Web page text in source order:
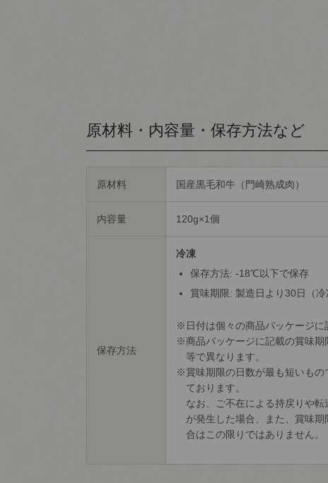
原材料・内容量・保存方法など
原材料 国産黒毛和牛（門崎熟成肉）
内容量 120g×1個
保存方法
冷凍
保存方法: -18℃以下で保存
賞味期限: 製造日より30日（冷
日付は個々の商品パッケージに
商品パッケージに記載の賞味
等で異なります。
賞味期限の日数が最も短いも
ております。
なお、ご不在による持戻りや
が発生した場合、また、賞味
合はこの限りではありません。